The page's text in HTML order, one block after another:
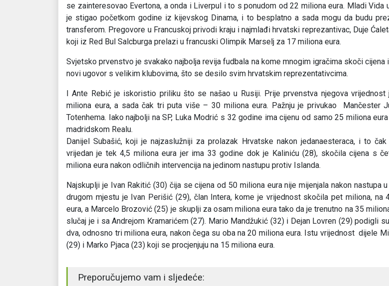
se zainteresovao Evertona, a onda i Liverpul i to s ponudom od 22 miliona eura. Mladi Vida
je stigao početkom godine iz kijevskog Dinama, i to besplatno a sada mogu da budu
transferom. Pregovore u Francuskoj privodi kraju i najmlađi hrvatski reprezantivac, Duje
koji iz Red Bul Salcburga prelazi u francuski Olimpik Marselj za 17 miliona eura.
Svjetsko prvenstvo je svakako najbolja revija fudbala na kome mnogim igračima skoči cijena
novi ugovor s velikim klubovima, što se desilo svim hrvatskim reprezentativcima.
I Ante Rebić je iskoristio priliku što se našao u Rusiji. Prije prvenstva njegova
miliona eura, a sada čak tri puta više – 30 miliona eura. Pažnju je privukao Mančester
Totenhema. Iako najbolji na SP, Luka Modrić s 32 godine ima cijenu od samo 25 miliona
madridskom Realu.
Danijel Subašić, koji je najzaslužniji za prolazak Hrvatske nakon jedanaesteraca, i to čak
vrijedan je tek 4,5 miliona eura jer ima 33 godine dok je Kaliniću (28), skočila cijena s
miliona eura nakon odličnih intervencija na jedinom nastupu protiv Islanda.
Najskuplji je Ivan Rakitić (30) čija se cijena od 50 miliona eura nije mijenjala nakon nastupa
drugom mjestu je Ivan Perišić (29), član Intera, kome je vrijednost skočila pet miliona, na
eura, a Marcelo Brozović (25) je skuplji za osam miliona eura tako da je trenutno na 35
slučaj je i sa Andrejom Kramarićem (27). Mario Mandžukić (32) i Dejan Lovren (29) podigli
dva, odnosno tri miliona eura, nakon čega su oba na 20 miliona eura. Istu vrijednost dijele
(29) i Marko Pjaca (23) koji se procjenjuju na 15 miliona eura.
Preporučujemo vam i sljedeće: